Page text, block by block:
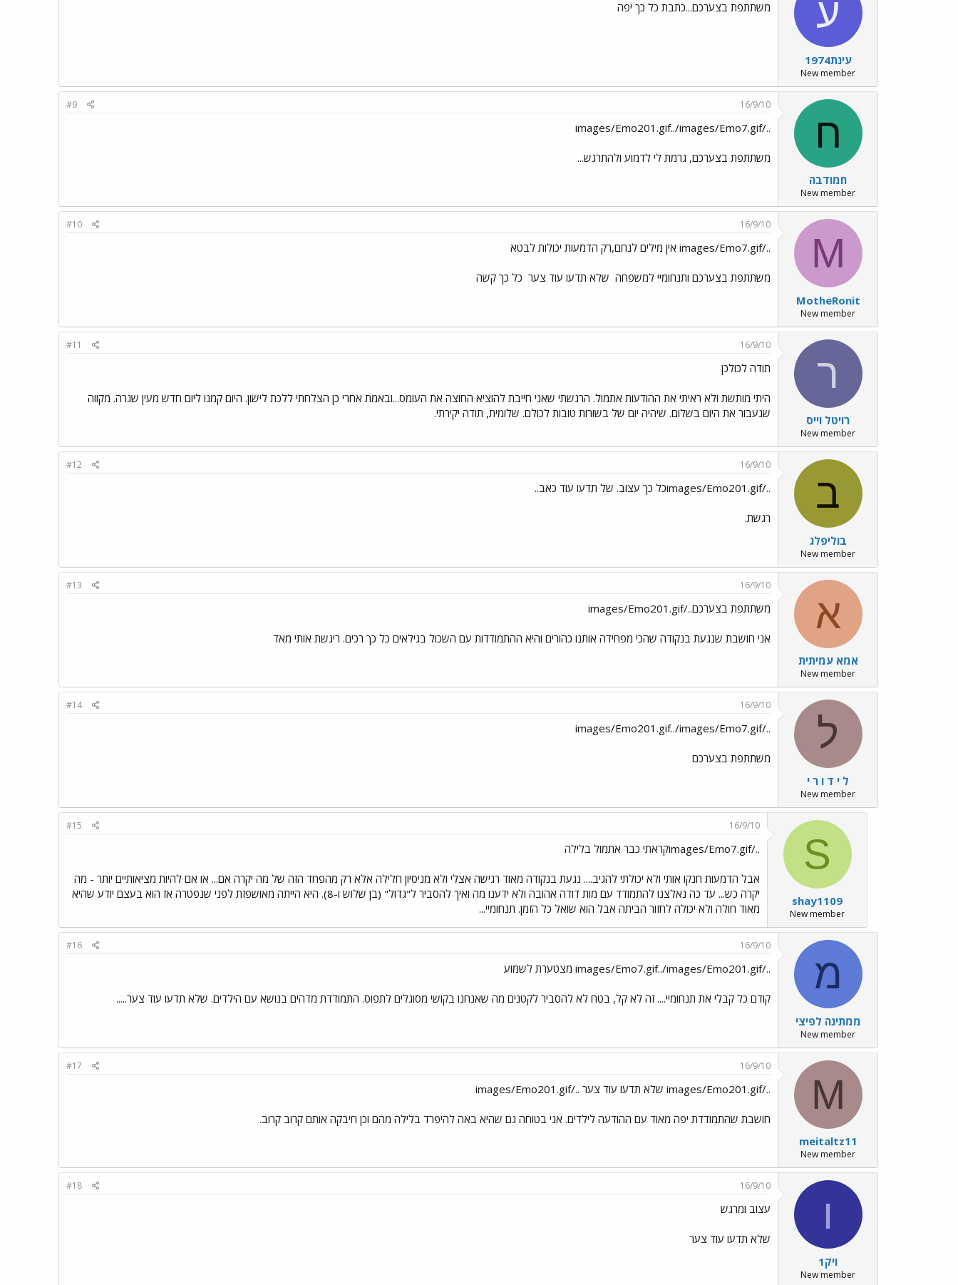
ע
עינת1974
New member
משתתפת בצערכם...כתבת כל כך יפה
ח
חמודבה
New member
16/9/10
#9
../images/Emo201.gif../images/Emo7.gif
משתתפת בצערכם, גרמת לי לדמוע ולהתרגש...
M
MotheRonit
New member
16/9/10
#10
../images/Emo7.gif אין מילים לנחם,רק הדמעות יכולות לבטא
משתתפת בצערכם ותנחומיי למשפחה שלא תדעו עוד צער כל כך קשה
ר
רויטל וייס
New member
16/9/10
#11
תודה לכולכן
היתי מותשת ולא ראיתי את ההודעות אתמול. הרגשתי שאני חייבת להוציא החוצה את העומס...ובאמת אחרי כן הצלחתי ללכת לישון. היום קמנו ליום חדש מעין שגרה. מקווה
שנעבור את היום בשלום. שיהיה יום של בשורות טובות לכולם. שלומית, תודה יקירתי.
ב
בוליפלג
New member
16/9/10
#12
../images/Emo201.gifכל כך עצוב. של תדעו עוד כאב..
רגשת.
א
אמא עמיתית
New member
16/9/10
#13
משתתפת בצערכם../images/Emo201.gif
אני חושבת שנגעת בנקודה שהכי מפחידה אותנו כהורים והיא ההתמודדות עם השכול בגילאים כל כך רכים. ריגשת אותי מאד
ל
ל י ד ו ר י
New member
16/9/10
#14
../images/Emo201.gif../images/Emo7.gif
משתתפת בצערכם
S
shay1109
New member
16/9/10
#15
../images/Emo7.gifקראתי כבר אתמול בלילה
אבל הדמעות חנקו אותי ולא יכולתי להגיב.... נגעת בנקודה מאוד רגישה אצלי ולא מניסיון חלילה אלא רק מהפחד הזה של מה יקרה אם... או אם להיות מציאותיים יותר - מה
יקרה כש... עד כה נאלצנו להתמודד עם מות דודה אהובה ולא ידענו מה ואיך להסביר ל"גדול" (בן שלוש ו-8). היא הייתה מאושפזת לפני שנפטרה אז הוא בעצם יודע שהיא
מאוד חולה ולא יכולה לחזור הביתה אבל הוא שואל כל הזמן. תנחומיי...
מ
ממתינה לפיצי
New member
16/9/10
#16
../images/Emo7.gif../images/Emo201.gif מצטערת לשמוע
קודם כל קבלי את תנחומיי.... זה לא קל, בטח לא להסביר לקטנים מה שאנחנו בקושי מסוגלים לתפוס. התמודדת מדהים בנושא עם הילדים. שלא תדעו עוד צער.....
M
meitaltz11
New member
16/9/10
#17
../images/Emo201.gif שלא תדעו עוד צער ../images/Emo201.gif
חושבת שהתמודדת יפה מאוד עם ההודעה לילדים. אני בטוחה גם שהיא באה להיפרד בלילה מהם וכן חיבקה אותם קרוב קרוב.
ו
ויק1
New member
16/9/10
#18
עצוב ומרגש
שלא תדעו עוד צער